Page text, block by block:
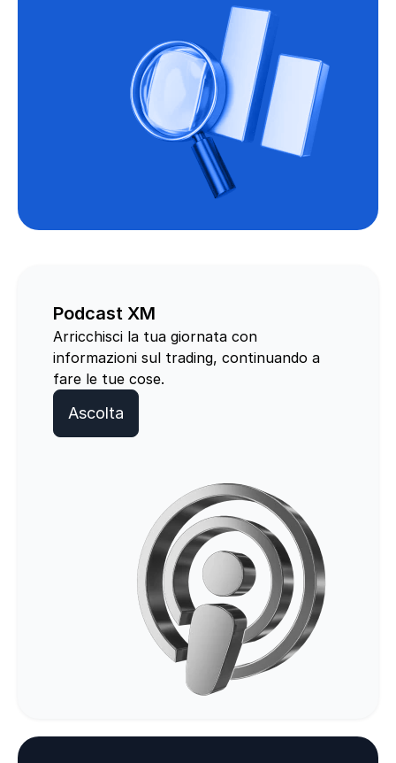
Podcast XM
Arricchisci la tua giornata con
informazioni sul trading, continuando a
fare le tue cose.
Ascolta